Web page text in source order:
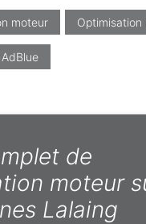
moteur Optimisation
de
moteur
Lalaing